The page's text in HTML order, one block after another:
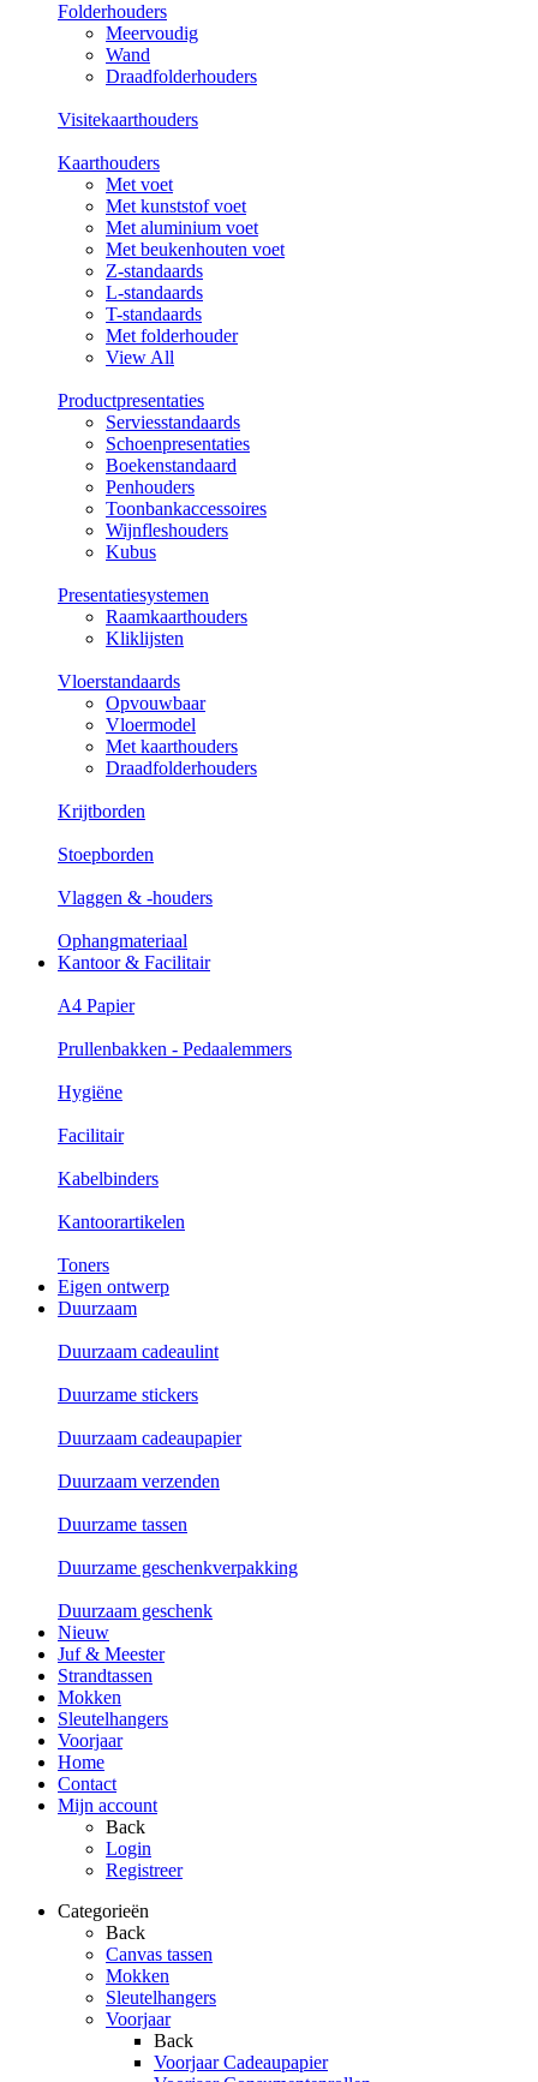
Folderhouders
Meervoudig
Wand
Draadfolderhouders
Visitekaarthouders
Kaarthouders
Met voet
Met kunststof voet
Met aluminium voet
Met beukenhouten voet
Z-standaards
L-standaards
T-standaards
Met folderhouder
View All
Productpresentaties
Serviesstandaards
Schoenpresentaties
Boekenstandaard
Penhouders
Toonbankaccessoires
Wijnfleshouders
Kubus
Presentatiesystemen
Raamkaarthouders
Kliklijsten
Vloerstandaards
Opvouwbaar
Vloermodel
Met kaarthouders
Draadfolderhouders
Krijtborden
Stoepborden
Vlaggen & -houders
Ophangmateriaal
Kantoor & Facilitair
A4 Papier
Prullenbakken - Pedaalemmers
Hygiëne
Facilitair
Kabelbinders
Kantoorartikelen
Toners
Eigen ontwerp
Duurzaam
Duurzaam cadeaulint
Duurzame stickers
Duurzaam cadeaupapier
Duurzaam verzenden
Duurzame tassen
Duurzame geschenkverpakking
Duurzaam geschenk
Nieuw
Juf & Meester
Strandtassen
Mokken
Sleutelhangers
Voorjaar
Home
Contact
Mijn account
Back
Login
Registreer
Categorieën
Back
Canvas tassen
Mokken
Sleutelhangers
Voorjaar
Back
Voorjaar Cadeaupapier